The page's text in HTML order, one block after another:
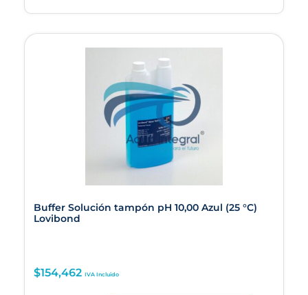
Buffer Solución tampón pH 10,00 Azul (25 °C)
Lovibond
$154,462 IVA Incluido